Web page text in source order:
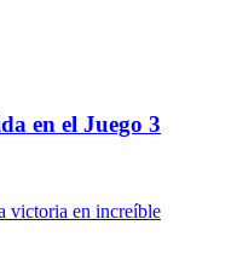
en el Juego 3